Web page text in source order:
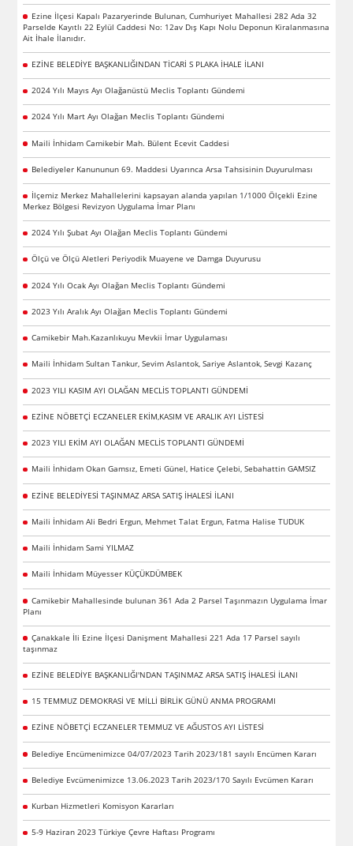
Ezine İlçesi Kapalı Pazaryerinde Bulunan, Cumhuriyet Mahallesi 282 Ada 32
Parselde Kayıtlı 22 Eylül Caddesi No: 12av Dış Kapı Nolu Deponun Kiralanmasına
Ait İhale İlanıdır.
EZİNE BELEDİYE BAŞKANLIĞINDAN TİCARİ S PLAKA İHALE İLANI
2024 Yılı Mayıs Ayı Olağanüstü Meclis Toplantı Gündemi
2024 Yılı Mart Ayı Olağan Meclis Toplantı Gündemi
Maili İnhidam Camikebir Mah. Bülent Ecevit Caddesi
Belediyeler Kanununun 69. Maddesi Uyarınca Arsa Tahsisinin Duyurulması
İlçemiz Merkez Mahallelerini kapsayan alanda yapılan 1/1000 Ölçekli Ezine
Merkez Bölgesi Revizyon Uygulama İmar Planı
2024 Yılı Şubat Ayı Olağan Meclis Toplantı Gündemi
Ölçü ve Ölçü Aletleri Periyodik Muayene ve Damga Duyurusu
2024 Yılı Ocak Ayı Olağan Meclis Toplantı Gündemi
2023 Yılı Aralık Ayı Olağan Meclis Toplantı Gündemi
Camikebir Mah.Kazanlıkuyu Mevkii İmar Uygulaması
Maili İnhidam Sultan Tankur, Sevim Aslantok, Sariye Aslantok, Sevgi Kazanç
2023 YILI KASIM AYI OLAĞAN MECLİS TOPLANTI GÜNDEMİ
EZİNE NÖBETÇİ ECZANELER EKİM,KASIM VE ARALIK AYI LİSTESİ
2023 YILI EKİM AYI OLAĞAN MECLİS TOPLANTI GÜNDEMİ
Maili İnhidam Okan Gamsız, Emeti Günel, Hatice Çelebi, Sebahattin GAMSIZ
EZİNE BELEDİYESİ TAŞINMAZ ARSA SATIŞ İHALESİ İLANI
Maili İnhidam Ali Bedri Ergun, Mehmet Talat Ergun, Fatma Halise TUDUK
Maili İnhidam Sami YILMAZ
Maili İnhidam Müyesser KÜÇÜKDÜMBEK
Camikebir Mahallesinde bulunan 361 Ada 2 Parsel Taşınmazın Uygulama İmar
Planı
Çanakkale İli Ezine İlçesi Danişment Mahallesi 221 Ada 17 Parsel sayılı
taşınmaz
EZİNE BELEDİYE BAŞKANLIĞI'NDAN TAŞINMAZ ARSA SATIŞ İHALESİ İLANI
15 TEMMUZ DEMOKRASİ VE MİLLİ BİRLİK GÜNÜ ANMA PROGRAMI
EZİNE NÖBETÇİ ECZANELER TEMMUZ VE AĞUSTOS AYI LİSTESİ
Belediye Encümenimizce 04/07/2023 Tarih 2023/181 sayılı Encümen Kararı
Belediye Evcümenimizce 13.06.2023 Tarih 2023/170 Sayılı Evcümen Kararı
Kurban Hizmetleri Komisyon Kararları
5-9 Haziran 2023 Türkiye Çevre Haftası Programı